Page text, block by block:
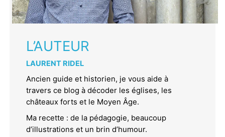
L’AUTEUR
LAURENT RIDEL
Ancien guide et historien, je vous aide à
travers ce blog à décoder les églises, les
châteaux forts et le Moyen Âge.
Ma recette : de la pédagogie, beaucoup
d’illustrations et un brin d’humour.